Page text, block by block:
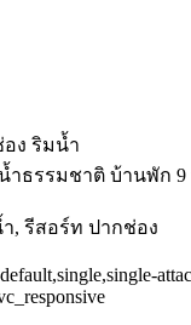
อง ริมน้ำ
รรมชาติ บ้านพัก 9
, รีสอร์ท ปากช่อง